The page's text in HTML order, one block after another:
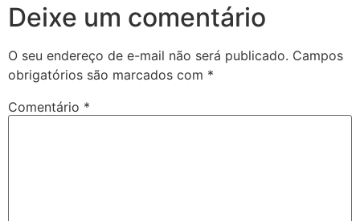
Deixe um comentário
O seu endereço de e-mail não será publicado. Campos
obrigatórios são marcados com *
Comentário *